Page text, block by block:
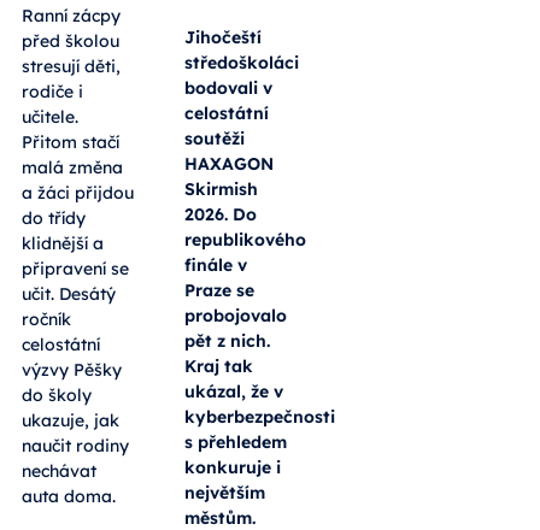
Ranní zácpy
před školou
stresují děti,
rodiče i
učitele.
Přitom stačí
malá změna
a žáci přijdou
do třídy
klidnější a
připravení se
učit. Desátý
ročník
celostátní
výzvy Pěšky
do školy
ukazuje, jak
naučit rodiny
nechávat
auta doma.
Jihočeští
středoškoláci
bodovali v
celostátní
soutěži
HAXAGON
Skirmish
2026. Do
republikového
finále v
Praze se
probojovalo
pět z nich.
Kraj tak
ukázal, že v
kyberbezpečnosti
s přehledem
konkuruje i
největším
městům.